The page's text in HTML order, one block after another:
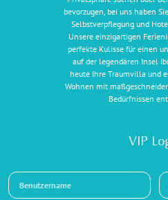
bevorzugen, bei uns haben
Selbstverpflegung und
Unsere einzigartigen
perfekte Kulisse für einen
auf der legendären Insel
heute Ihre Traumvilla und
Wohnen mit
Bedürfnissen
VIP